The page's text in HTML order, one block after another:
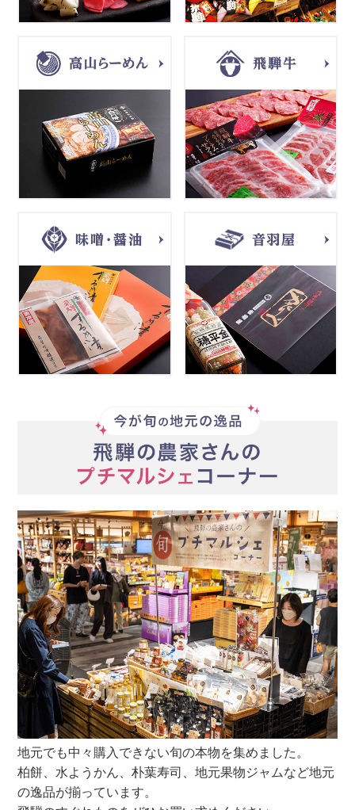
地元でも中々購入できない旬の本物を集めました。
柏餅、水ようかん、朴葉寿司、地元果物ジャムなど地元
の逸品が揃っています。